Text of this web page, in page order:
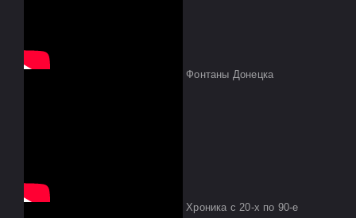
Фонтаны Донецка
Хроника с 20-х по 90-е